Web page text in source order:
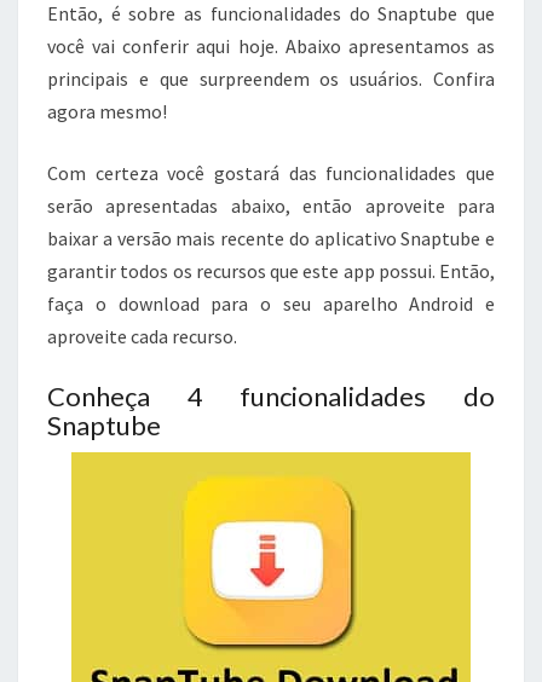
Então, é sobre as funcionalidades do Snaptube que
você vai conferir aqui hoje. Abaixo apresentamos as
principais e que surpreendem os usuários. Confira
agora mesmo!
Com certeza você gostará das funcionalidades que
serão apresentadas abaixo, então aproveite para
baixar a versão mais recente do aplicativo Snaptube e
garantir todos os recursos que este app possui. Então,
faça o download para o seu aparelho Android e
aproveite cada recurso.
Conheça 4 funcionalidades do
Snaptube